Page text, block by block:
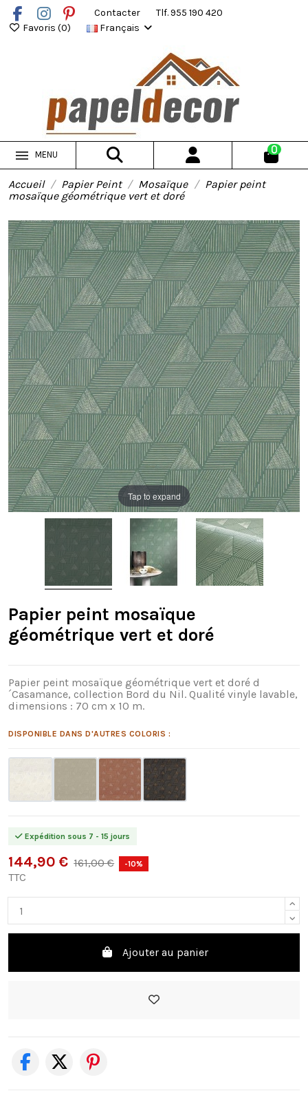
Contacter
Tlf. 955 190 420
Favoris (0) Français
MENU 0
Accueil Papier Peint Mosaïque
Papier peint
mosaïque géométrique vert et doré
Tap to expand
Papier peint mosaïque
géométrique vert et doré
Papier peint mosaïque géométrique vert et doré d
´Casamance, collection Bord du Nil. Qualité vinyle lavable,
dimensions : 70 cm x 10 m.
DISPONIBLE DANS D'AUTRES COLORIS :
Expédition sous 7 - 15 jours
144,90 € 161,00 € -10%
TTC
Ajouter au panier